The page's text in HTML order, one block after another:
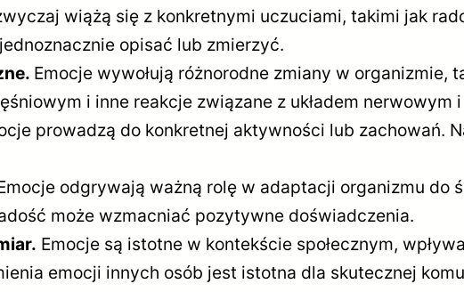
wiążą się z konkretnymi uczuciami, takimi jak
opisać lub zmierzyć.
Emocje wywołują różnorodne zmiany w
i inne reakcje związane z układem nerwowym
prowadzą do konkretnej aktywności lub zachowań.
odgrywają ważną rolę w adaptacji organizmu do
może wzmacniać pozytywne doświadczenia.
Emocje są istotne w kontekście społecznym,
emocji innych osób jest istotna dla skutecznej